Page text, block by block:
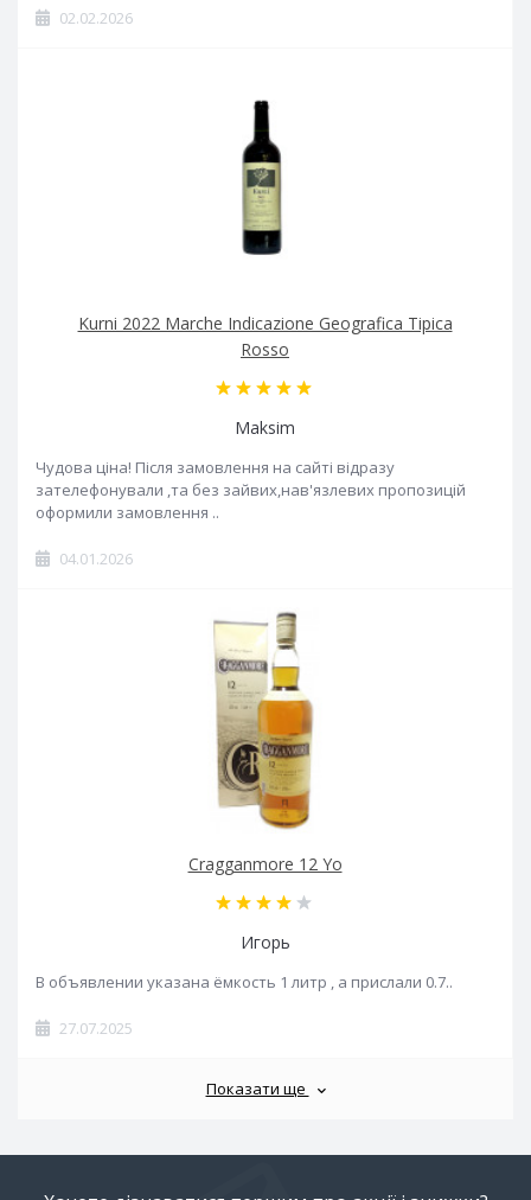
02.02.2026
Kurni 2022 Marche Indicazione Geografica Tipica
Rosso
Maksim
Чудова ціна! Після замовлення на сайті відразу
зателефонували ,та без зайвих,нав'язлевих пропозицій
оформили замовлення ..
04.01.2026
Cragganmore 12 Yo
Игорь
В объявлении указана ёмкость 1 литр , а прислали 0.7..
27.07.2025
Показати ще